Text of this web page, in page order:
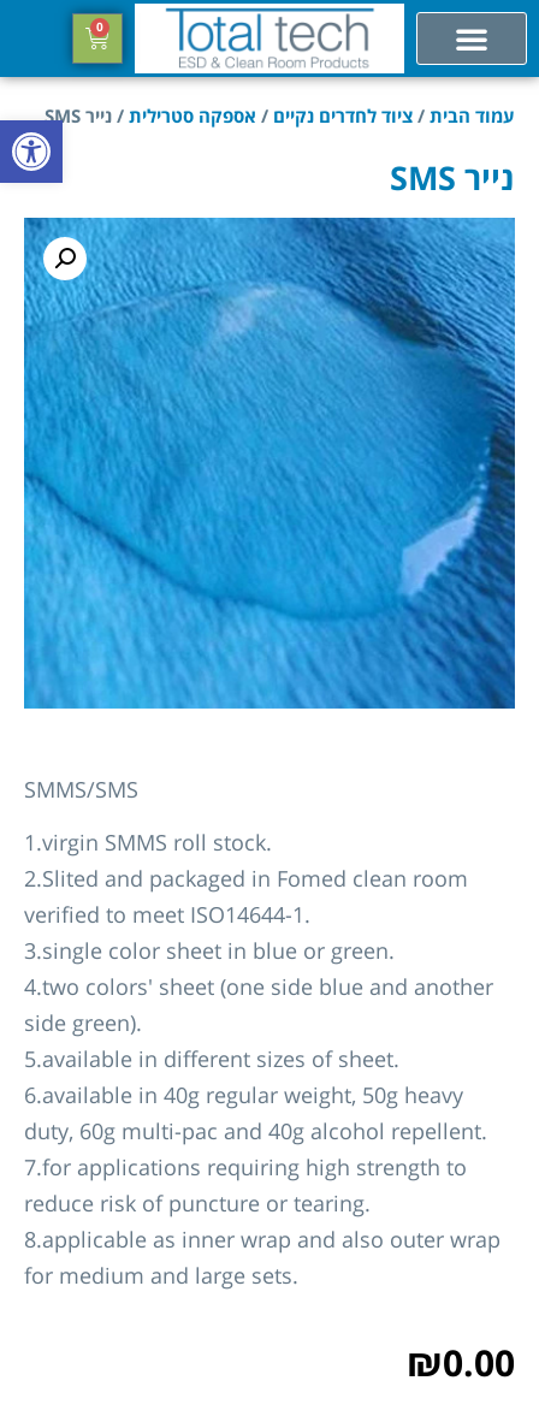
פתח
0
עמוד הבית / ציוד לחדרים נקיים / אספקה סטרילית / נייר SMS
נייר SMS
SMMS/SMS
1.virgin SMMS roll stock.
2.Slited and packaged in Fomed clean room
verified to meet ISO14644-1.
3.single color sheet in blue or green.
4.two colors' sheet (one side blue and another
side green).
5.available in different sizes of sheet.
6.available in 40g regular weight, 50g heavy
duty, 60g multi-pac and 40g alcohol repellent.
7.for applications requiring high strength to
reduce risk of puncture or tearing.
8.applicable as inner wrap and also outer wrap
for medium and large sets.
₪0.00